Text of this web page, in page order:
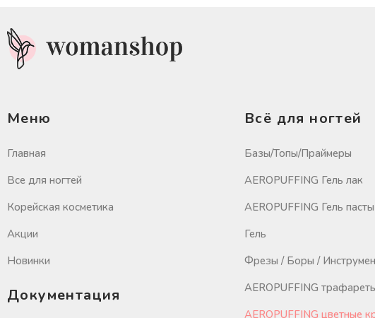
Меню
Главная
Все для ногтей
Корейская косметика
Акции
Новинки
Документация
Всё для ногтей
Базы/Топы/Праймеры
AEROPUFFING Гель лак
AEROPUFFING Гель пасты
Гель
Фрезы / Боры /
AEROPUFFING
AEROPUFFING цветные